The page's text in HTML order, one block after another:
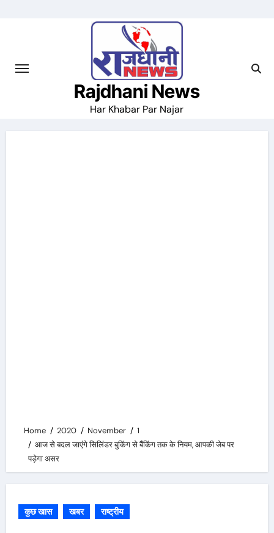
Rajdhani News
Har Khabar Par Najar
Home 2020 November
1
आज से बदल जाएंगे सिलिंडर बुकिंग से बैंकिंग तक के नियम, आपकी जेब पर
पड़ेगा असर
कुछ खास खबर राष्ट्रीय